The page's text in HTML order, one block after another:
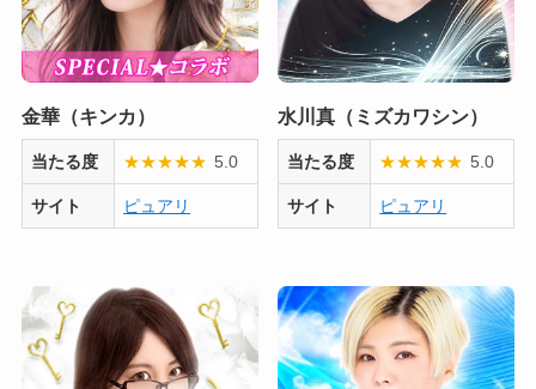
金華（キンカ）
当たる度 ★★★★★ 5.0
サイト ピュアリ
水川真（ミズカワシン）
当たる度 ★★★★★ 5.0
サイト ピュアリ